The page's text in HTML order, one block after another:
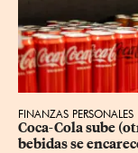
FINANZAS PERSONALES
Coca-Cola sube
bebidas se